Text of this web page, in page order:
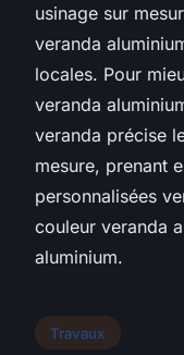
usinage sur
veranda
locales. Pour
veranda
veranda précise
mesure, prenant
personnalisées
couleur veranda
aluminium.
Travaux